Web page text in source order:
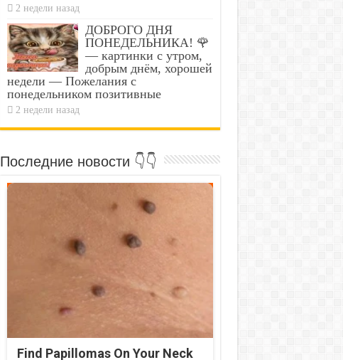
2 недели назад
ДОБРОГО ДНЯ
ПОНЕДЕЛЬНИКА! 🌹
— картинки с утром,
добрым днём, хорошей
недели — Пожелания с
понедельником позитивные
2 недели назад
Последние новости 👇👇
Find Papillomas On Your Neck